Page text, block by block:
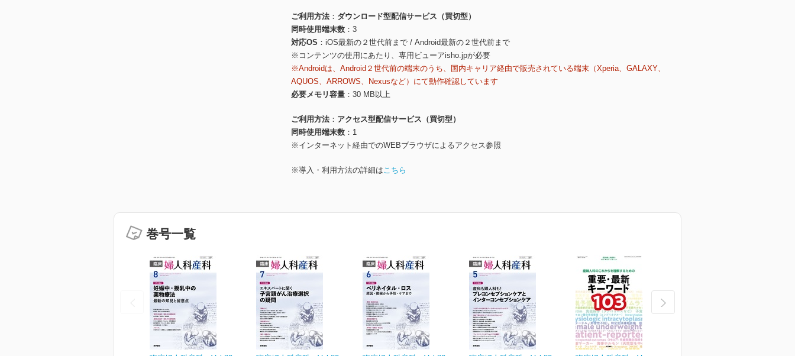
ご利用方法
ダウンロード型配信サービス（買切型）
同時使用端末数
3
対応OS
iOS最新の２世代前まで / Android最新の２世代前まで
※コンテンツの使用にあたり、専用ビューアisho.jpが必要
※Androidは、Android２世代前の端末のうち、国内キャリア経由で販売されている端末（Xperia、GALAXY、
AQUOS、ARROWS、Nexusなど）にて動作確認しています
必要メモリ容量
30 MB以上
ご利用方法
アクセス型配信サービス（買切型）
同時使用端末数
1
※インターネット経由でのWEBブラウザによるアクセス参照
※導入・利用方法の詳細はこちら
巻号一覧